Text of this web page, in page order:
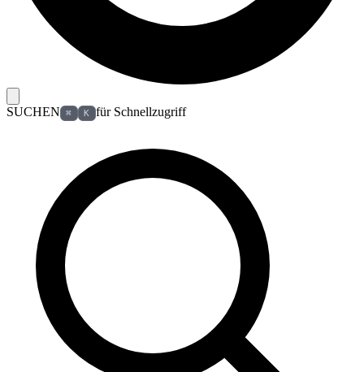
SUCHEN ⌘ K für Schnellzugriff